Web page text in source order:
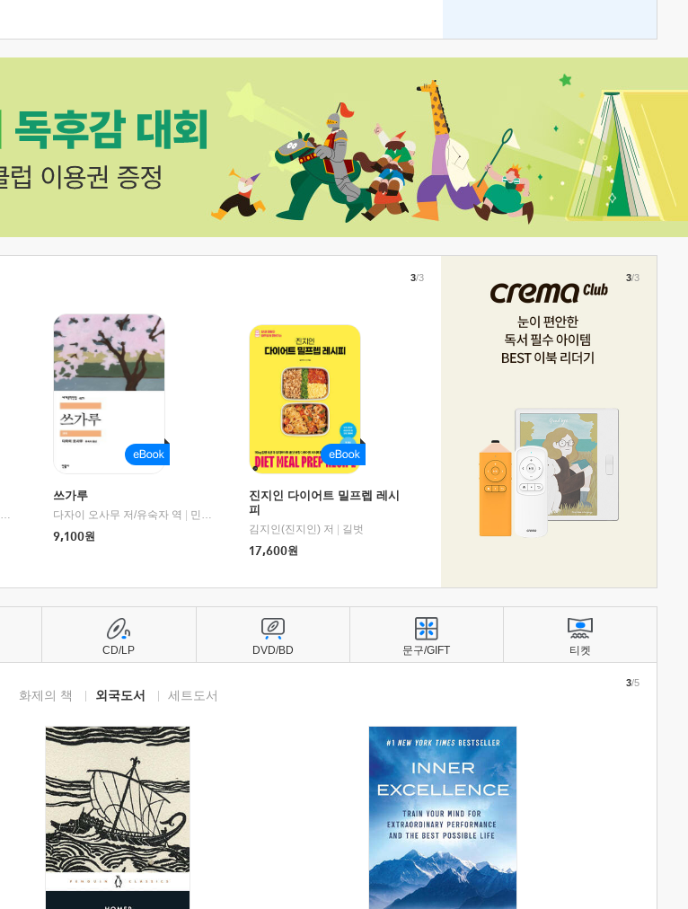
제이미 러시,톰 올릭,스테파니 플랜더스 편저/임경은 역/박정호 감수 |
교보문고
쓰가루
다자이 오사무 저/유숙자 역
민음사
9,100원
진지인 다이어트 밀프렙 레시
피
김지인(진지인) 저
길벗
17,600원
3/3 3/3
화제의 책 외국도서 세트도서
3/5
CD/LP DVD/BD 문구/GIFT 티켓